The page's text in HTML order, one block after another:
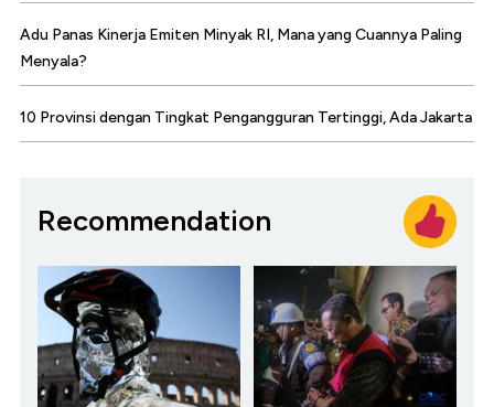
Adu Panas Kinerja Emiten Minyak RI, Mana yang Cuannya Paling
Menyala?
10 Provinsi dengan Tingkat Pengangguran Tertinggi, Ada Jakarta
Recommendation